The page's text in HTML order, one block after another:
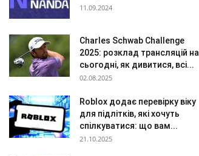
11.09.2024
Charles Schwab Challenge
2025: розклад трансляцій на
сьогодні, як дивитися, всі...
02.08.2025
Roblox додає перевірку віку
для підлітків, які хочуть
спілкуватися: що вам...
21.10.2025